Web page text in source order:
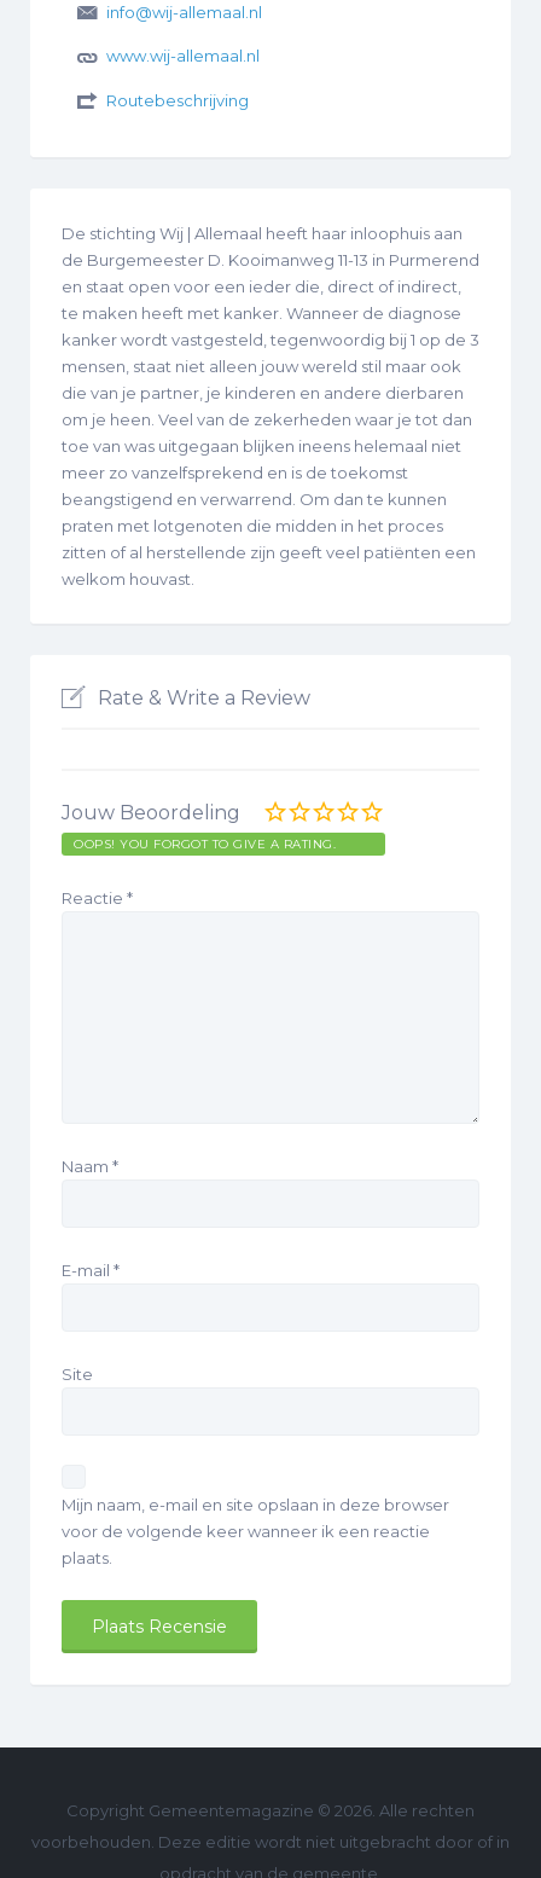
info@wij-allemaal.nl
www.wij-allemaal.nl
Routebeschrijving
De stichting Wij | Allemaal heeft haar inloophuis aan
de Burgemeester D. Kooimanweg 11-13 in Purmerend
en staat open voor een ieder die, direct of indirect,
te maken heeft met kanker. Wanneer de diagnose
kanker wordt vastgesteld, tegenwoordig bij 1 op de 3
mensen, staat niet alleen jouw wereld stil maar ook
die van je partner, je kinderen en andere dierbaren
om je heen. Veel van de zekerheden waar je tot dan
toe van was uitgegaan blijken ineens helemaal niet
meer zo vanzelfsprekend en is de toekomst
beangstigend en verwarrend. Om dan te kunnen
praten met lotgenoten die midden in het proces
zitten of al herstellende zijn geeft veel patiënten een
welkom houvast.
Rate & Write a Review
Jouw Beoordeling
OOPS! YOU FORGOT TO GIVE A RATING.
Reactie *
Naam *
E-mail *
Site
Mijn naam, e-mail en site opslaan in deze browser
voor de volgende keer wanneer ik een reactie
plaats.
Copyright Gemeentemagazine © 2026. Alle rechten
voorbehouden. Deze editie wordt niet uitgebracht door of in
opdracht van de gemeente.